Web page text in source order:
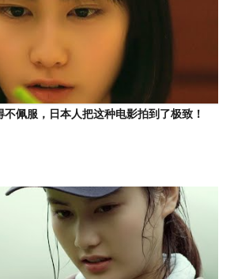
不佩服，日本人把这种电影拍到了极致！